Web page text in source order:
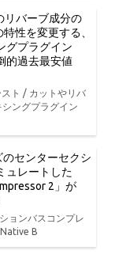
リバーブ成分の
性を変更する、
グプラグイン
的過去最安値
スト / カットやリバ
ングプラグイン
のセンターセクシ
ュレートした
2」が
ョンバスコンプレ
B